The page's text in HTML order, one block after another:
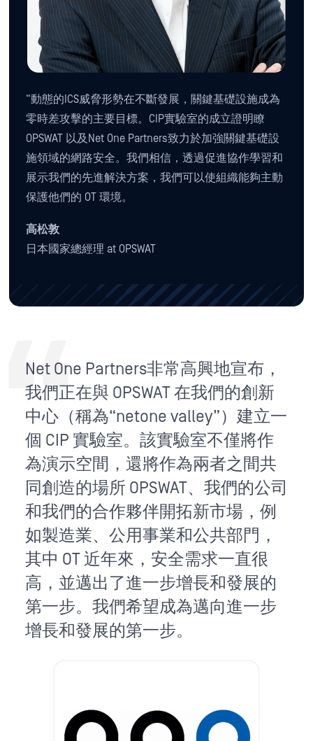
“動態的ICS威脅形勢在不斷發展，關鍵基礎設施成為
零時差攻擊的主要目標。CIP實驗室的成立證明瞭
OPSWAT 以及Net One Partners致力於加強關鍵基礎設
施領域的網路安全。我們相信，透過促進協作學習和
展示我們的先進解決方案，我們可以使組織能夠主動
保護他們的 OT 環境。
高松敦
日本國家總經理 at OPSWAT
Net One Partners非常高興地宣布，
我們正在與 OPSWAT 在我們的創新
中心（稱為“netone valley”）建立一
個 CIP 實驗室。該實驗室不僅將作
為演示空間，還將作為兩者之間共
同創造的場所 OPSWAT、我們的公司
和我們的合作夥伴開拓新市場，例
如製造業、公用事業和公共部門，
其中 OT 近年來，安全需求一直很
高，並邁出了進一步增長和發展的
第一步。我們希望成為邁向進一步
增長和發展的第一步。